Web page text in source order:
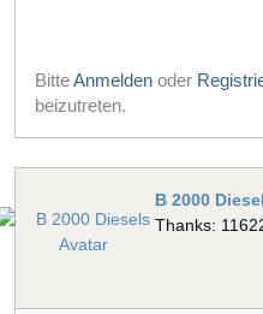
BitteAnmelden oder
beizutreten.
B 2000 Diesel
Thanks: